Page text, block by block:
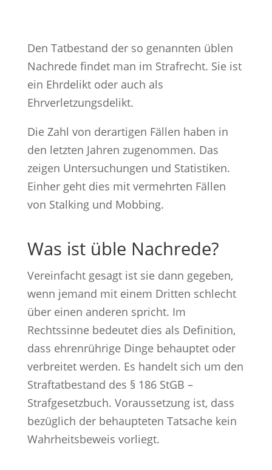
Den Tatbestand der so genannten üblen
Nachrede findet man im Strafrecht. Sie ist
ein Ehrdelikt oder auch als
Ehrverletzungsdelikt.
Die Zahl von derartigen Fällen haben in
den letzten Jahren zugenommen. Das
zeigen Untersuchungen und Statistiken.
Einher geht dies mit vermehrten Fällen
von Stalking und Mobbing.
Was ist üble Nachrede?
Vereinfacht gesagt ist sie dann gegeben,
wenn jemand mit einem Dritten schlecht
über einen anderen spricht. Im
Rechtssinne bedeutet dies als Definition,
dass ehrenrührige Dinge behauptet oder
verbreitet werden. Es handelt sich um den
Straftatbestand des § 186 StGB –
Strafgesetzbuch. Voraussetzung ist, dass
bezüglich der behaupteten Tatsache kein
Wahrheitsbeweis vorliegt.